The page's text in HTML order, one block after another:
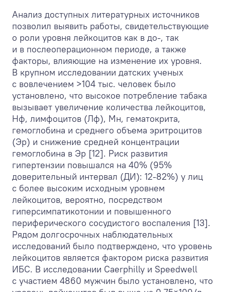
Анализ доступных литературных источников
позволил выявить работы, свидетельствующие
о роли уровня лейкоцитов как в до-, так
и в послеоперационном периоде, а также
факторы, влияющие на изменение их уровня.
В крупном исследовании датских ученых
с вовлечением >104 тыс. человек было
установлено, что высокое потребление табака
вызывает увеличение количества лейкоцитов,
Нф, лимфоцитов (Лф), Мн, гематокрита,
гемоглобина и среднего объема эритроцитов
(Эр) и снижение средней концентрации
гемоглобина в Эр [12]. Риск развития
гипертензии повышался на 40% (95%
доверительный интервал (ДИ): 12-82%) у лиц
с более высоким исходным уровнем
лейкоцитов, вероятно, посредством
гиперсимпатикотонии и повышенного
периферического сосудистого воспаления [13].
Рядом долгосрочных наблюдательных
исследований было подтверждено, что уровень
лейкоцитов является фактором риска развития
ИБС. В исследовании Caerphilly и Speedwell
с участием 4860 мужчин было установлено, что